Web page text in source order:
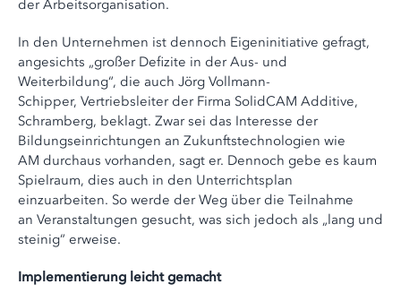
der Arbeitsorganisation.
In den Unternehmen ist dennoch Eigeninitiative gefragt,
angesichts „großer Defizite in der Aus- und
Weiterbildung“, die auch Jörg Vollmann-
Schipper, Vertriebsleiter der Firma SolidCAM Additive,
Schramberg, beklagt. Zwar sei das Interesse der
Bildungseinrichtungen an Zukunftstechnologien wie
AM durchaus vorhanden, sagt er. Dennoch gebe es kaum
Spielraum, dies auch in den Unterrichtsplan
einzuarbeiten. So werde der Weg über die Teilnahme
an Veranstaltungen gesucht, was sich jedoch als „lang und
steinig“ erweise.
Implementierung leicht gemacht